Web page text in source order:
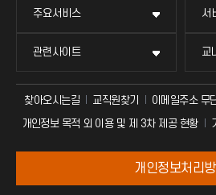
주요서비스 서
관련사이트 교
찾아오시는길 교직원찾기 이메일주소 무
개인정보 목적 외 이용 및 제 3차 제공 현황
개인정보처리